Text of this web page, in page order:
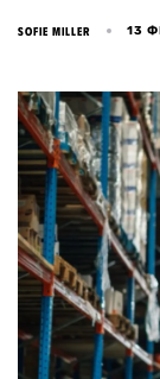
SOFIE MILLER 13